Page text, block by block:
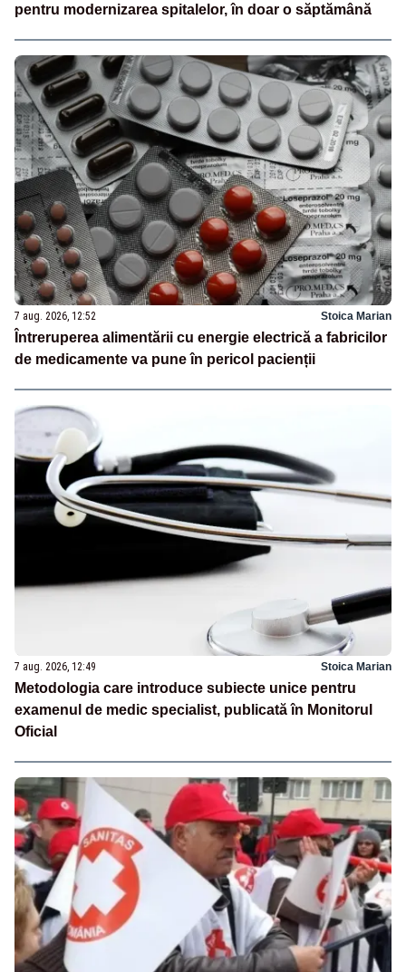
pentru modernizarea spitalelor, în doar o săptămână
7 aug. 2026, 12:52 Stoica Marian
Întreruperea alimentării cu energie electrică a fabricilor
de medicamente va pune în pericol pacienții
7 aug. 2026, 12:49 Stoica Marian
Metodologia care introduce subiecte unice pentru
examenul de medic specialist, publicată în Monitorul
Oficial